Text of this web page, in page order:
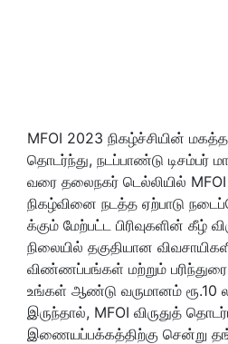
MFOI 2023 நிகழ்ச்சியின்
தொடர்ந்து, நடப்பாண்டு டிசம்பர்
வரை தலைநகர் டெல்லியில் MFOI
நிகழ்வினை நடத்த ஏற்பாடு
க்கும் மேற்பட்ட பிரிவுகளின் கீழ்
நிலையில் தகுதியான
விண்ணப்பங்கள் மற்றும் பரிந்துரை
உங்கள் ஆண்டு வருமானம் ரூ.10
இருந்தால், MFOI விருதுத்
இணையப்பக்கத்திற்கு சென்று